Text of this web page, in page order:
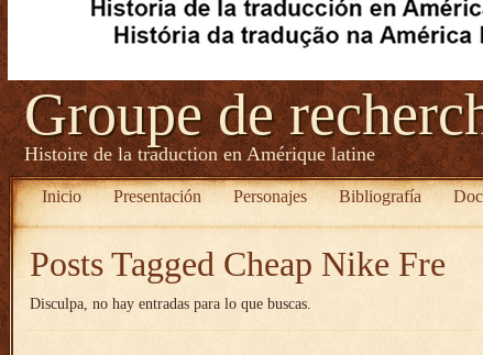
Groupe de
Histoire de la traduction en Amérique latine
Inicio Presentación Personajes Bibliografía
Posts Tagged Cheap Nike Fre
Disculpa, no hay entradas para lo que buscas.